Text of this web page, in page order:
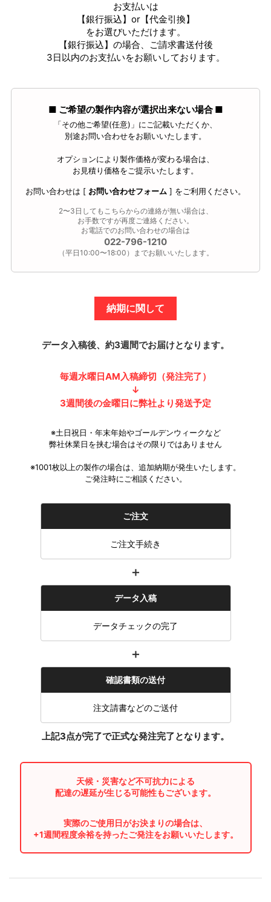
お支払いは
【銀行振込】or【代金引換】
をお選びいただけます。
【銀行振込】の場合、ご請求書送付後
3日以内のお支払いをお願いしております。
■ ご希望の製作内容が選択出来ない場合 ■
「その他ご希望(任意)」にご記載いただくか、
別途お問い合わせをお願いいたします。
オプションにより製作価格が変わる場合は、
お見積り価格をご提示いたします。
お問い合わせは [ お問い合わせフォーム ] をご利用ください。
2〜3日してもこちらからの連絡が無い場合は、
お手数ですが再度ご連絡ください。
お電話でのお問い合わせの場合は
022-796-1210
（平日10:00〜18:00）までお願いいたします。
納期に関して
データ入稿後、約3週間でお届けとなります。
毎週水曜日AM入稿締切（発注完了）
↓
3週間後の金曜日に弊社より発送予定
※土日祝日・年末年始やゴールデンウィークなど
弊社休業日を挟む場合はその限りではありません
※1001枚以上の製作の場合は、追加納期が発生いたします。
ご発注時にご相談ください。
ご注文
ご注文手続き
＋
データ入稿
データチェックの完了
＋
確認書類の送付
注文請書などのご送付
上記3点が完了で正式な発注完了となります。
天候・災害など不可抗力による
配達の遅延が生じる可能性もございます。
実際のご使用日がお決まりの場合は、
+1週間程度余裕を持ったご発注をお願いいたします。